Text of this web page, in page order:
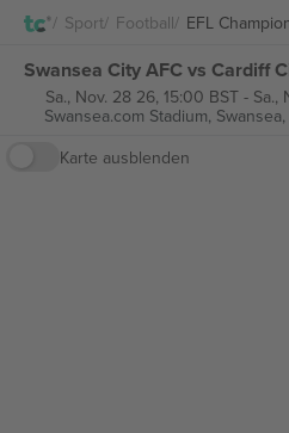
Sport Football EFL
Sa., Nov. 28 26, 15:00 BST- Sa.,
Swansea.com Stadium,
Karte ausblenden